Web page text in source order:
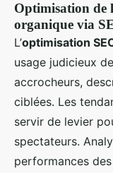
Optimisation de
organique via
L’optimisation
usage judicieux
accrocheurs,
ciblées. Les
servir de levier
spectateurs.
performances